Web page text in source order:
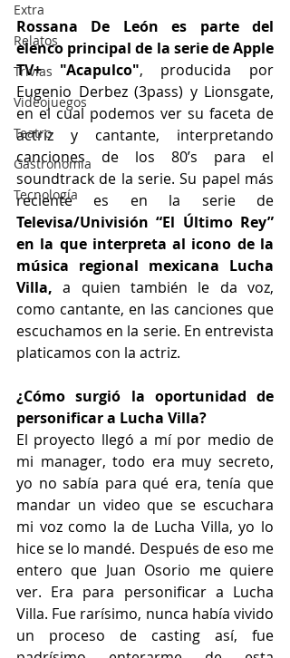
Extra
Relatos
Trivias
Videojuegos
Teatro
Gastronomía
Tecnología
Rossana De León es parte del
elenco principal de la serie de Apple
TV+ "Acapulco", producida por
Eugenio Derbez (3pass) y Lionsgate,
en el cual podemos ver su faceta de
actriz y cantante, interpretando
canciones de los 80’s para el
soundtrack de la serie. Su papel más
reciente es en la serie de
Televisa/Univisión “El Último Rey”
en la que interpreta al icono de la
música regional mexicana Lucha
Villa, a quien también le da voz,
como cantante, en las canciones que
escuchamos en la serie. En entrevista
platicamos con la actriz.
¿Cómo surgió la oportunidad de
personificar a Lucha Villa?
El proyecto llegó a mí por medio de
mi manager, todo era muy secreto,
yo no sabía para qué era, tenía que
mandar un video que se escuchara
mi voz como la de Lucha Villa, yo lo
hice se lo mandé. Después de eso me
entero que Juan Osorio me quiere
ver. Era para personificar a Lucha
Villa. Fue rarísimo, nunca había vivido
un proceso de casting así, fue